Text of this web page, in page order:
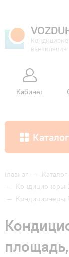
вентиляция
Кабинет
Каталог
Как купить
Доставка и
Гарантия и
Главная —
— Кондиционеры
— Кондиционеры